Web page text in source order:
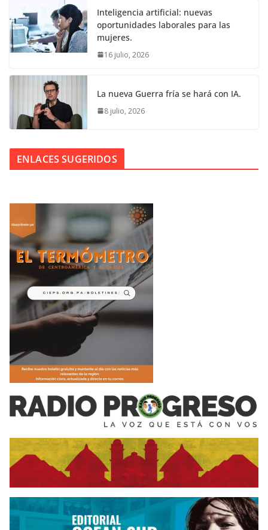
Inteligencia artificial: nuevas
oportunidades laborales para las
mujeres.
16 julio, 2026
La nueva Guerra fría se hará con IA.
8 julio, 2026
ENLACES SUGERIDOS